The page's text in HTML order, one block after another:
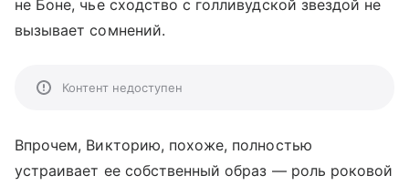
не Боне, чье сходство с голливудской звездой не
вызывает сомнений.
Контент недоступен
Впрочем, Викторию, похоже, полностью
устраивает ее собственный образ — роль роковой